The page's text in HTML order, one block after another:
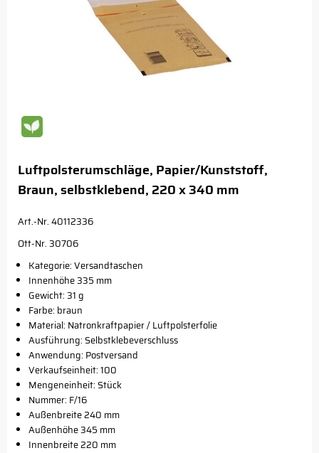
Luftpolsterumschläge, Papier/Kunststoff,
Braun, selbstklebend, 220 x 340 mm
Art.-Nr. 40112336
Ott-Nr. 30706
Kategorie: Versandtaschen
Innenhöhe 335 mm
Gewicht: 31 g
Farbe: braun
Material: Natronkraftpapier / Luftpolsterfolie
Ausführung: Selbstklebeverschluss
Anwendung: Postversand
Verkaufseinheit: 100
Mengeneinheit: Stück
Nummer: F/16
Außenbreite 240 mm
Außenhöhe 345 mm
Innenbreite 220 mm